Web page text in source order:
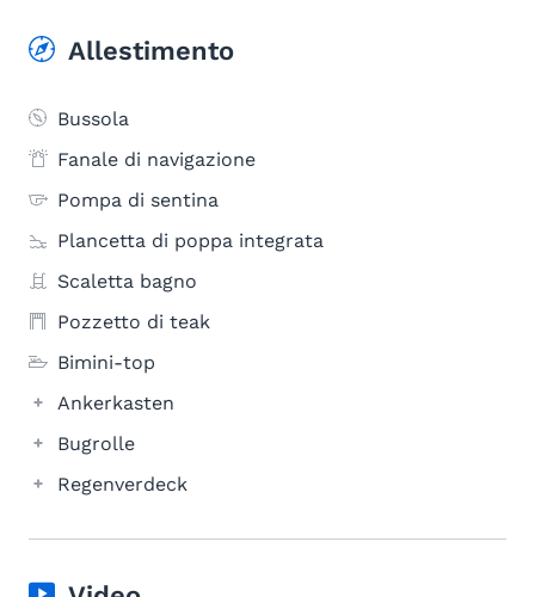
Allestimento
Bussola
Fanale di navigazione
Pompa di sentina
Plancetta di poppa integrata
Scaletta bagno
Pozzetto di teak
Bimini-top
Ankerkasten
Bugrolle
Regenverdeck